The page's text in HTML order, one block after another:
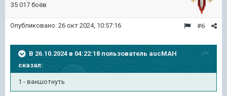
35 017 боёв
#6
Опубликовано: 26 окт 2024, 10:57:16
В 26.10.2024 в 04:22:18 пользователь aucMAH
сказал:
1 - ваншотнуть